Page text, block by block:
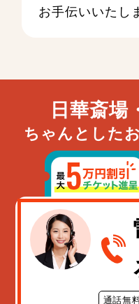
お手伝いいたし
日華斎場
ちゃんとした
通話無